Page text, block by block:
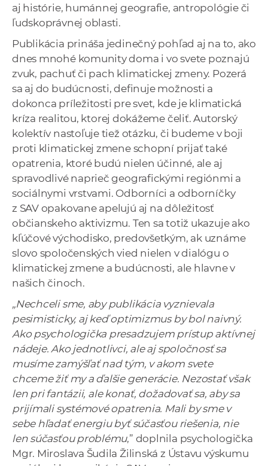
aj histórie, humánnej geografie, antropológie či
ľudskoprávnej oblasti.
Publikácia prináša jedinečný pohľad aj na to, ako
dnes mnohé komunity doma i vo svete poznajú
zvuk, pachuť či pach klimatickej zmeny. Pozerá
sa aj do budúcnosti, definuje možnosti a
dokonca príležitosti pre svet, kde je klimatická
kríza realitou, ktorej dokážeme čeliť. Autorský
kolektív nastoľuje tiež otázku, či budeme v boji
proti klimatickej zmene schopní prijať také
opatrenia, ktoré budú nielen účinné, ale aj
spravodlivé naprieč geografickými regiónmi a
sociálnymi vrstvami. Odborníci a odborníčky
z SAV opakovane apelujú aj na dôležitosť
občianskeho aktivizmu. Ten sa totiž ukazuje ako
kľúčové východisko, predovšetkým, ak uznáme
slovo spoločenských vied nielen v dialógu o
klimatickej zmene a budúcnosti, ale hlavne v
našich činoch.
„Nechceli sme, aby publikácia vyznievala
pesimisticky, aj keď optimizmus by bol naivný.
Ako psychologička presadzujem prístup aktívnej
nádeje. Ako jednotlivci, ale aj spoločnosť sa
musíme zamýšľať nad tým, v akom svete
chceme žiť my a ďalšie generácie. Nezostať však
len pri fantázii, ale konať, dožadovať sa, aby sa
prijímali systémové opatrenia. Mali by sme v
sebe hľadať energiu byť súčasťou riešenia, nie
len súčasťou problému,” doplnila psychologička
Mgr. Miroslava Šudila Žilinská z Ústavu výskumu